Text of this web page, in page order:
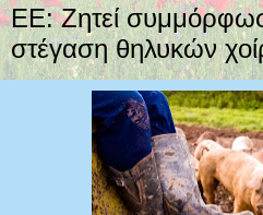
ΕΕ: Ζητεί
στέγαση θηλυκών